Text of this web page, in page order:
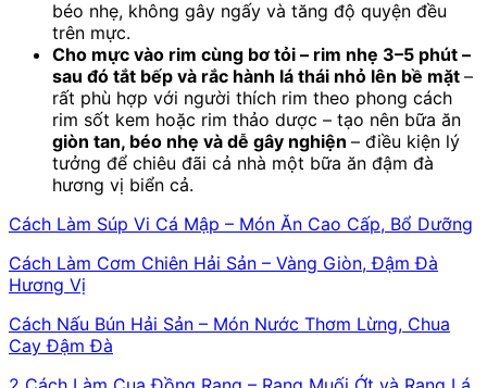
béo nhẹ, không gây ngấy và tăng độ quyện đều
trên mực.
Cho mực vào rim cùng bơ tỏi – rim nhẹ 3–5 phút –
sau đó tắt bếp và rắc hành lá thái nhỏ lên bề mặt –
rất phù hợp với người thích rim theo phong cách
rim sốt kem hoặc rim thảo dược – tạo nên bữa ăn
giòn tan, béo nhẹ và dễ gây nghiện – điều kiện lý
tưởng để chiêu đãi cả nhà một bữa ăn đậm đà
hương vị biển cả.
Cách Làm Súp Vi Cá Mập – Món Ăn Cao Cấp, Bổ Dưỡng
Cách Làm Cơm Chiên Hải Sản – Vàng Giòn, Đậm Đà
Hương Vị
Cách Nấu Bún Hải Sản – Món Nước Thơm Lừng, Chua
Cay Đậm Đà